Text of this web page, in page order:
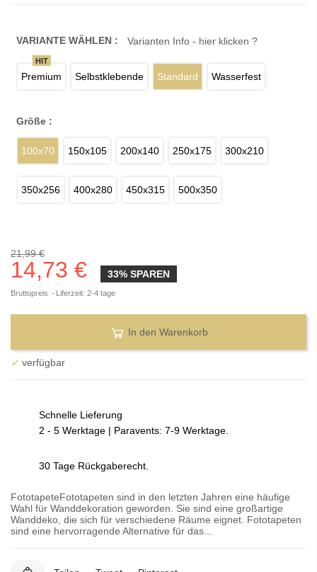
VARIANTE WÄHLEN : Varianten Info - hier klicken ?
Premium
HIT
Selbstklebende Standard Wasserfest
Größe :
100x70 150x105 200x140 250x175 300x210
350x256 400x280 450x315 500x350
21,99 €
14,73 € 33% SPAREN
Bruttopreis Liferzeit: 2-4 tage
In den Warenkorb
✓ verfügbar
Schnelle Lieferung
2 - 5 Werktage | Paravents: 7-9 Werktage.
30 Tage Rückgaberecht.
FototapeteFototapeten sind in den letzten Jahren eine häufige
Wahl für Wanddekoration geworden. Sie sind eine großartige
Wanddeko, die sich für verschiedene Räume eignet. Fototapeten
sind eine hervorragende Alternative für das...